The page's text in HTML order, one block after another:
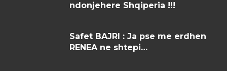
ndonjehere Shqiperia !!!
Safet BAJRI : Ja pse me erdhen
RENEA ne shtepi…